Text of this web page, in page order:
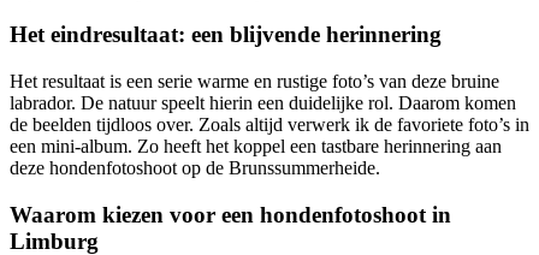
Het eindresultaat: een blijvende herinnering
Het resultaat is een serie warme en rustige foto’s van deze bruine
labrador. De natuur speelt hierin een duidelijke rol. Daarom komen
de beelden tijdloos over. Zoals altijd verwerk ik de favoriete foto’s in
een mini-album. Zo heeft het koppel een tastbare herinnering aan
deze hondenfotoshoot op de Brunssummerheide.
Waarom kiezen voor een hondenfotoshoot in
Limburg